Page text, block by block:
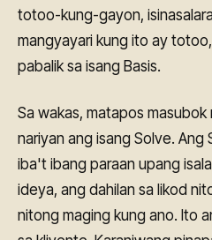
totoo-kung-gayon,
mangyayari kung ito ay
pabalik sa isang Basis.
Sa wakas, matapos
nariyan ang isang Solve.
iba't ibang paraan upang
ideya, ang dahilan sa likod
nitong maging kung ano. Ito